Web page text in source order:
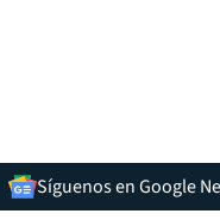
Síguenos en Google